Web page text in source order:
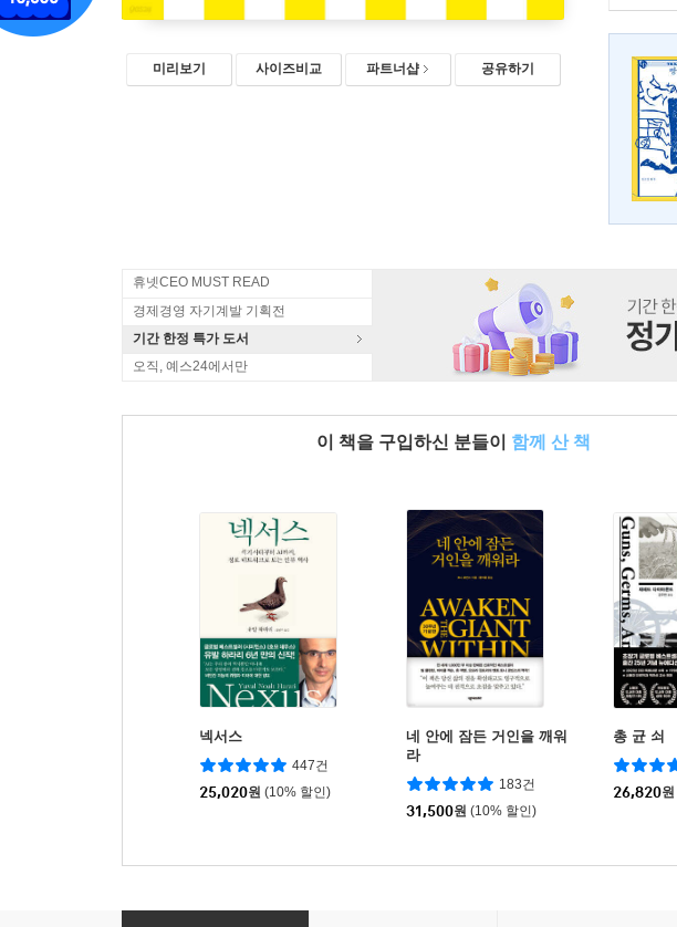
미리보기 사이즈비교 파트너샵 공유하기
휴넷CEO MUST READ
경제경영 자기계발 기획전
기간 한정 특가 도서
오직, 예스24에서만
이 책을 구입하신 분들이 함께 산 책
넥서스
447건
25,020원 (10% 할인)
네 안에 잠든 거인을 깨워
라
183건
31,500원 (10% 할인)
총 균 쇠
26,820원